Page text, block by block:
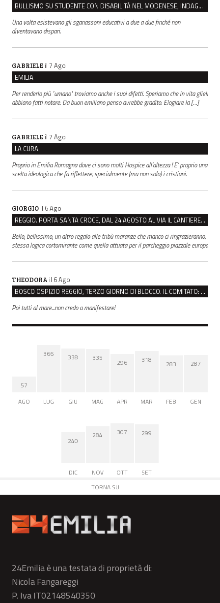
BULLISMO SU STUDENTE CON DISABILITÀ NEL MODENESE, INDAGATI DUE RAGAZZI DI 16 ANNI
Una volta esistevano gli sganassoni educativi a due a due finché non
diventavano dispari.
GABRIELE il 7 Ago
EMILIA
Per renderlo più "umano" troviamo anche i suoi difetti. Speriamo che in vita glieli
abbiano fatti notare. Da buon emiliano penso avrebbe gradito. Elogiare la […]
GABRIELE il 7 Ago
LA CURA
Proprio in Emilia Romagna dove ci sono molti Hospice all’altezza ! E’ proprio una
scelta ideologica che fa riflettere, specialmente (ma non solo) i cristiani.
GIORGIO il 6 Ago
REGGIO. PORTA SANTA CROCE, DAL 24 AGOSTO AL VIA IL CANTIERE PER IL NUOVO COLLETTORE FOGNARIO
Bello, bellissimo, un altro regalo alle tribù maranze che manco ci ringrazieranno,
stessa logica cortomirante come quella attuata per il parcheggio piazzale europa
THEODORA il 6 Ago
BOSCO OSPIZIO REGGIO, TERZO GIORNO DI BLOCCO. IL COMITATO: “PRESIDIO FINO A VENERDÌ”
Poi tutti al mare...non credo a manifestare!
57
AGO
366
LUG
338
GIU
335
MAG
296
APR
318
MAR
283
FEB
287
GEN
240
DIC
284
NOV
307
OTT
299
SET
TORNA SU
24Emilia è una testata di proprietà di:
Nicola Fangareggi
P. Iva IT02148540350